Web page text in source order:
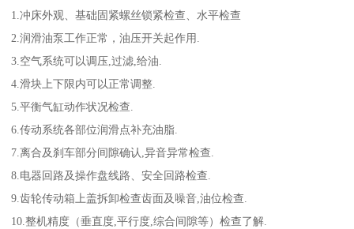
1.冲床外观、基础固紧螺丝锁紧检查、水平检查
2.润滑油泵工作正常，油压开关起作用.
3.空气系统可以调压,过滤,给油.
4.滑块上下限内可以正常调整.
5.平衡气缸动作状况检查.
6.传动系统各部位润滑点补充油脂.
7.离合及刹车部分间隙确认,异音异常检查.
8.电器回路及操作盘线路、安全回路检查.
9.齿轮传动箱上盖拆卸检查齿面及噪音,油位检查.
10.整机精度（垂直度,平行度,综合间隙等）检查了解.